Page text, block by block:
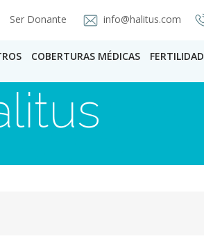
Ser Donante info@halitus.com
COBERTURAS MÉDICAS FERTILIDAD